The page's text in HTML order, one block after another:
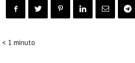
< 1 minuto